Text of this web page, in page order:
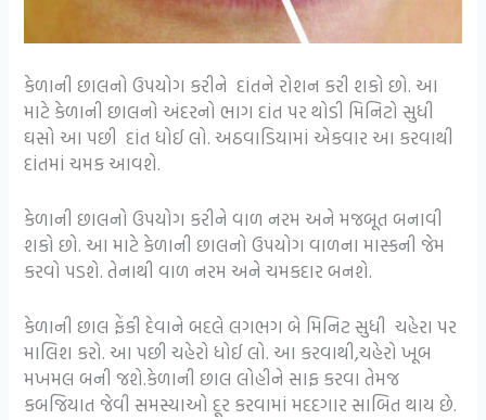
કેળાની છાલનો ઉપયોગ કરીને દાંતને રોશન કરી શકો છો. આ
માટે કેળાની છાલનો અંદરનો ભાગ દાંત પર થોડી મિનિટો સુધી
ઘસો આ પછી દાંત ધોઈ લો. અઠવાડિયામાં એકવાર આ કરવાથી
દાંતમાં ચમક આવશે.
કેળાની છાલનો ઉપયોગ કરીને વાળ નરમ અને મજબૂત બનાવી
શકો છો. આ માટે કેળાની છાલનો ઉપયોગ વાળના માસ્કની જેમ
કરવો પડશે. તેનાથી વાળ નરમ અને ચમકદાર બનશે.
કેળાની છાલ ફેંકી દેવાને બદલે લગભગ બે મિનિટ સુધી ચહેરા પર
માલિશ કરો. આ પછી ચહેરો ધોઈ લો. આ કરવાથી,ચહેરો ખૂબ
મખમલ બની જશે.કેળાની છાલ લોહીને સાફ કરવા તેમજ
કબજિયાત જેવી સમસ્યાઓ દૂર કરવામાં મદદગાર સાબિત થાય છે.